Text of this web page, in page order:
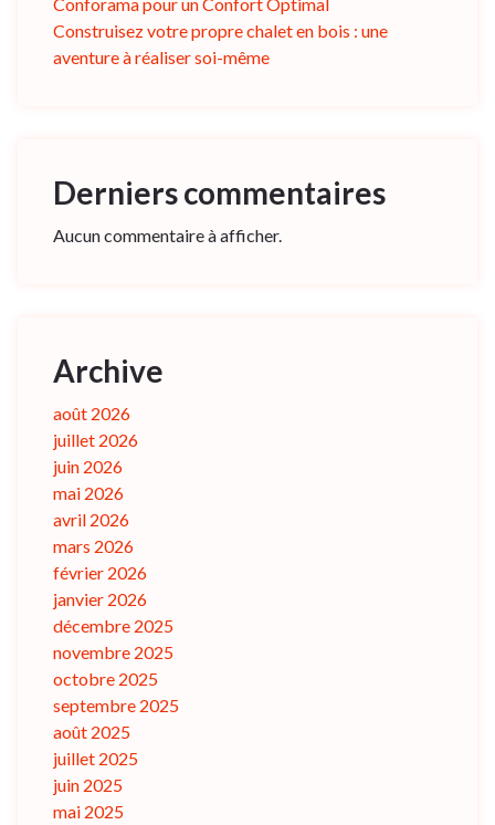
Conforama pour un Confort Optimal
Construisez votre propre chalet en bois : une
aventure à réaliser soi-même
Derniers commentaires
Aucun commentaire à afficher.
Archive
août 2026
juillet 2026
juin 2026
mai 2026
avril 2026
mars 2026
février 2026
janvier 2026
décembre 2025
novembre 2025
octobre 2025
septembre 2025
août 2025
juillet 2025
juin 2025
mai 2025